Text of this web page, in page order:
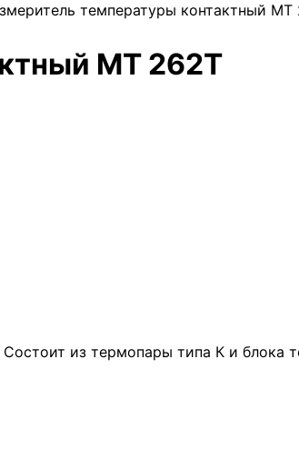
температуры контактный МТ
МТ 262Т
из термопары типа К и блока